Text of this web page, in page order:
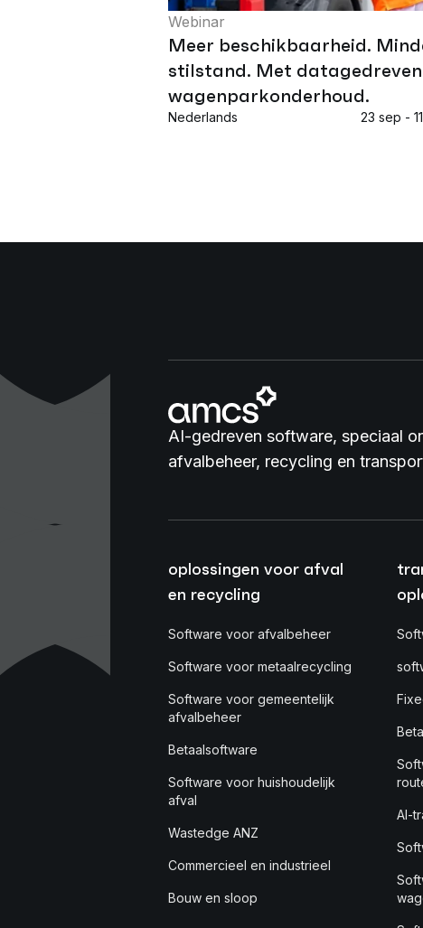
Webinar
Meer beschikbaarheid.
stilstand. Met datagedreven
wagenparkonderhoud.
Nederlands 23 sep -
AI-gedreven software, speciaal
afvalbeheer, recycling en
oplossingen voor afval
en recycling
Software voor afvalbeheer
Software voor metaalrecycling
Software voor gemeentelijk
afvalbeheer
Betaalsoftware
Software voor huishoudelijk
afval
Wastedge ANZ
Commercieel en industrieel
Bouw en sloop
AI-